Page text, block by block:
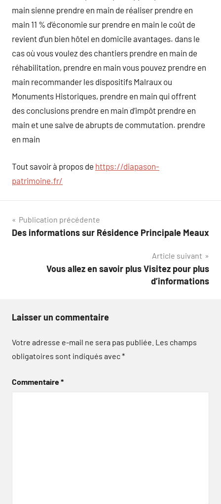
main sienne prendre en main de réaliser prendre en
main 11 % d’économie sur prendre en main le coût de
revient d’un bien hôtel en domicile avantages. dans le
cas où vous voulez des chantiers prendre en main de
réhabilitation, prendre en main vous pouvez prendre en
main recommander les dispositifs Malraux ou
Monuments Historiques, prendre en main qui offrent
des conclusions prendre en main d’impôt prendre en
main et une salve de abrupts de commutation. prendre
en main
Tout savoir à propos de https://diapason-
patrimoine.fr/
Navigation
de
Publication précédente
Des informations sur Résidence Principale Meaux
Article suivant
Vous allez en savoir plus Visitez pour plus
d’informations
Laisser un commentaire
Votre adresse e-mail ne sera pas publiée. Les champs
obligatoires sont indiqués avec*
Commentaire*